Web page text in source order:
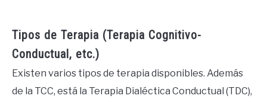
Tipos de Terapia (Terapia Cognitivo-
Conductual, etc.)
Existen varios tipos de terapia disponibles. Además
de la TCC, está la Terapia Dialéctica Conductual (TDC),